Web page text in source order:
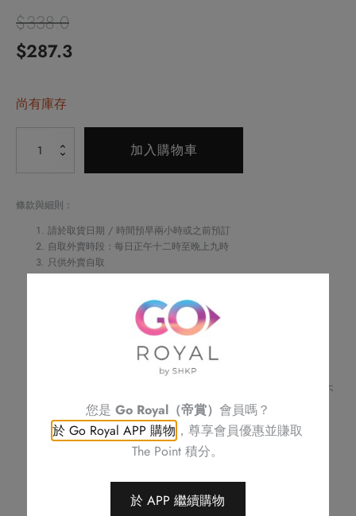
$338.0
原
價
格：
$338.0。
$287.3目
格：
$287.3。
尚有庫存
囍
加入購物車
條款與細則：
請於取貨日期 / 時間預早兩小時或之前預訂
自取外賣時段：每日正午十二時至晚上九時
只供外賣自取
如閣下對任何食物產生敏感，請致電2622 6161與酒店職員聯絡
訂單詳情及取貨時間將會透過電話或電郵確認
請務必檢查所填資料，以確保交易快捷及順利
不可補發、更換或購買其他產品
帝京酒店保留修改優惠條款及細則、更改或終止此優惠之權利，恕不
如有任何爭議，帝京酒店保留最終決定權
您是 Go Royal（帝賞） 會員嗎？
於 Go Royal APP 購物 ，尊享會員優惠並賺取
The Point 積分。
於 APP 繼續購物